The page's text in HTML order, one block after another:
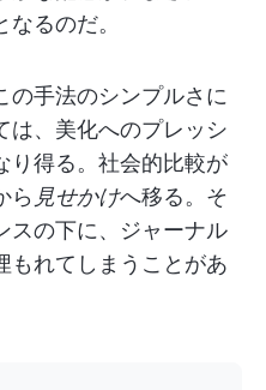
なるのだ。
手法のシンプルさに
、美化へのプレッシ
り得る。社会的比較が
ら 見せかけへ移る。そ
スの下に、ジャーナル
もれてしまうことがあ